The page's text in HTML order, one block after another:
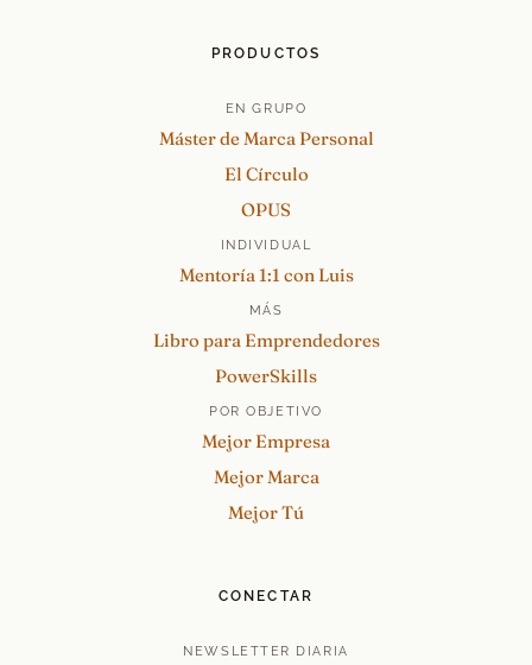
PRODUCTOS
EN GRUPO
Máster de Marca Personal
El Círculo
OPUS
INDIVIDUAL
Mentoría 1:1 con Luis
MÁS
Libro para Emprendedores
PowerSkills
POR OBJETIVO
Mejor Empresa
Mejor Marca
Mejor Tú
CONECTAR
NEWSLETTER DIARIA